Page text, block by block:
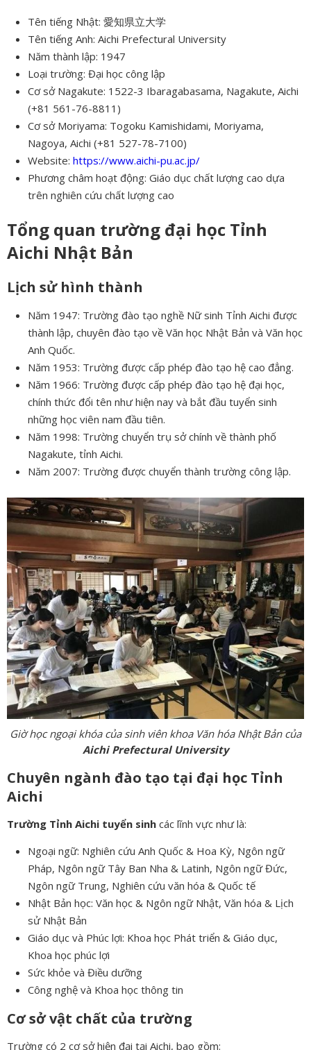
Tên tiếng Nhật: 愛知県立大学
Tên tiếng Anh: Aichi Prefectural University
Năm thành lập: 1947
Loại trường: Đại học công lập
Cơ sở Nagakute: 1522-3 Ibaragabasama, Nagakute, Aichi
(+81 561-76-8811)
Cơ sở Moriyama: Togoku Kamishidami, Moriyama,
Nagoya, Aichi (+81 527-78-7100)
Website: https://www.aichi-pu.ac.jp/
Phương châm hoạt động: Giáo dục chất lượng cao dựa
trên nghiên cứu chất lượng cao
Tổng quan trường đại học Tỉnh
Aichi Nhật Bản
Lịch sử hình thành
Năm 1947: Trường đào tạo nghề Nữ sinh Tỉnh Aichi được
thành lập, chuyên đào tạo về Văn học Nhật Bản và Văn học
Anh Quốc.
Năm 1953: Trường được cấp phép đào tạo hệ cao đẳng.
Năm 1966: Trường được cấp phép đào tạo hệ đại học,
chính thức đổi tên như hiện nay và bắt đầu tuyển sinh
những học viên nam đầu tiên.
Năm 1998: Trường chuyển trụ sở chính về thành phố
Nagakute, tỉnh Aichi.
Năm 2007: Trường được chuyển thành trường công lập.
Giờ học ngoại khóa của sinh viên khoa Văn hóa Nhật Bản của
Aichi Prefectural University
Chuyên ngành đào tạo tại đại học Tỉnh
Aichi
Trường Tỉnh Aichi tuyển sinh các lĩnh vực như là:
Ngoại ngữ: Nghiên cứu Anh Quốc & Hoa Kỳ, Ngôn ngữ
Pháp, Ngôn ngữ Tây Ban Nha & Latinh, Ngôn ngữ Đức,
Ngôn ngữ Trung, Nghiên cứu văn hóa & Quốc tế
Nhật Bản học: Văn học & Ngôn ngữ Nhật, Văn hóa & Lịch
sử Nhật Bản
Giáo dục và Phúc lợi: Khoa học Phát triển & Giáo dục,
Khoa học phúc lợi
Sức khỏe và Điều dưỡng
Công nghệ và Khoa học thông tin
Cơ sở vật chất của trường
Trường có 2 cơ sở hiện đại tại Aichi, bao gồm: